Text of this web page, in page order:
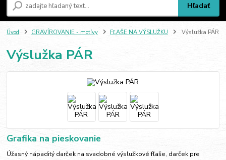
Hľadať
Úvod GRAVÍROVANIE - motívy FĽAŠE NA VÝSLUŽKU Výslužka PÁR
Výslužka PÁR
Grafika na pieskovanie
Úžasný nápaditý darček na svadobné výslužkové fľaše, darček pre